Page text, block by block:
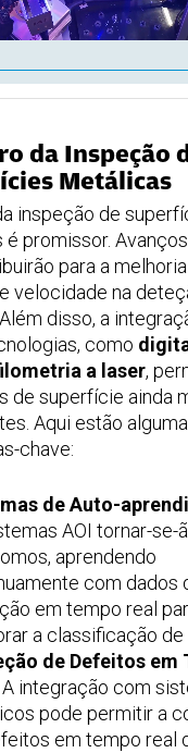
da Inspeção
Metálicas
inspeção de
promissor.
para a
velocidade na
disso, a
como
a laser,
de superfície ainda
Aqui estão
chave:
de Auto-
AOI tornar-se-
aprendendo
com dados
em tempo real
a classificação
de Defeitos em
A integração com
pode permitir a
em tempo real